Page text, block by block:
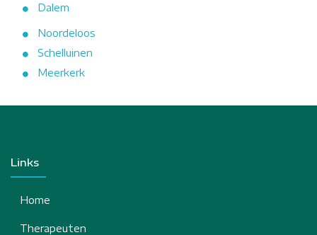
Dalem
Noordeloos
Schelluinen
Meerkerk
Links
Home
Therapeuten